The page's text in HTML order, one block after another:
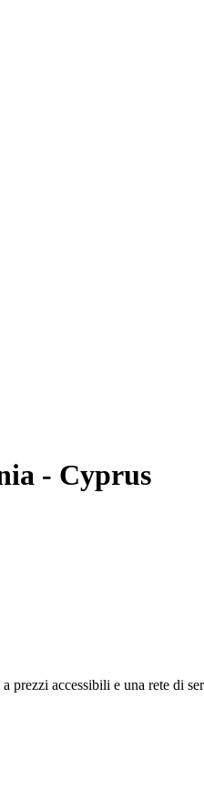
- Cyprus
accessibili e una rete di